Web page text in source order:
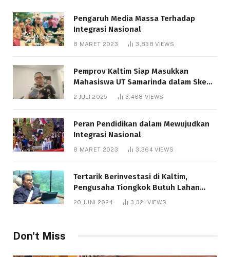
Pengaruh Media Massa Terhadap
Integrasi Nasional
8 MARET 2023 3,838VIEWS
Pemprov Kaltim Siap Masukkan
Mahasiswa UT Samarinda dalam Skema
Bantuan Pendidikan Gratispol
2 JULI 2025 3,468 VIEWS
Peran Pendidikan dalam Mewujudkan
Integrasi Nasional
8 MARET 2023 3,364VIEWS
Tertarik Berinvestasi di Kaltim,
Pengusaha Tiongkok Butuh Lahan
1.000 Hektare
20 JUNI 2024 3,321VIEWS
Don't Miss